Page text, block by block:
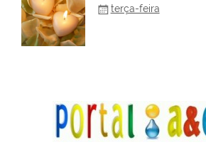
terça-feira